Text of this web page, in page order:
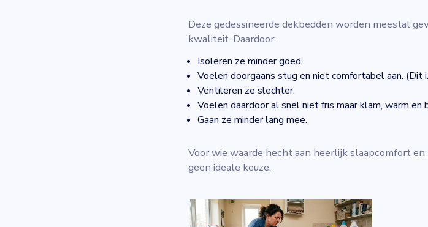
Deze gedessineerde dekbedden worden meestal
kwaliteit. Daardoor:
Isoleren ze minder goed.
Voelen doorgaans stug en niet comfortabel aan. (Dit
Ventileren ze slechter.
Voelen daardoor al snel niet fris maar klam, warm en
Gaan ze minder lang mee.
Voor wie waarde hecht aan heerlijk slaapcomfort
geen ideale keuze.